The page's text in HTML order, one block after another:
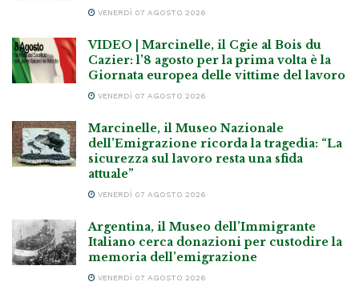
VENERDÌ 07 AGOSTO 2026
VIDEO | Marcinelle, il Cgie al Bois du
Cazier: l’8 agosto per la prima volta è la
Giornata europea delle vittime del lavoro
VENERDÌ 07 AGOSTO 2026
Marcinelle, il Museo Nazionale
dell’Emigrazione ricorda la tragedia: “La
sicurezza sul lavoro resta una sfida
attuale”
VENERDÌ 07 AGOSTO 2026
Argentina, il Museo dell’Immigrante
Italiano cerca donazioni per custodire la
memoria dell’emigrazione
VENERDÌ 07 AGOSTO 2026